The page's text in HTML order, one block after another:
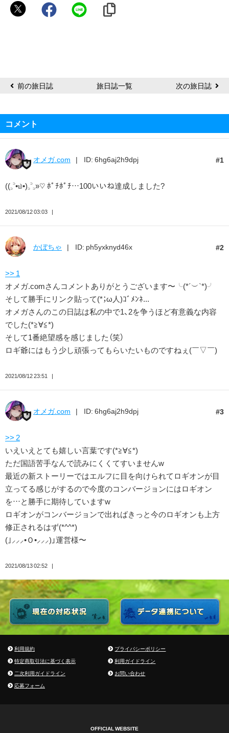
か
前の旅日誌 旅日誌一覧 次の旅日誌
コメント
1
オメガ.com ID: 6hg6aj2h9dpj
((꜆꜄•௰•)꜆꜄꜆»♡ ﾎﾟﾁﾎﾟﾁ…100いいね達成しました?
2021/08/12 03:03
2
かぼちゃ ID: ph5yxknyd46x
>> 1
オメガ.comさんコメントありがとうございます〜╰(*´︶`*)╯
そして勝手にリンク貼って(*；ω人)ｺﾞﾒﾝﾈ...
オメガさんのこの日誌は私の中で1、2を争うほど有意義な内容
でした(*≧∀≦*)
そして1番絶望感を感じました（笑）
ロギ爺にはもう少し頑張ってもらいたいものですねぇ(￣▽￣)
2021/08/12 23:51
3
オメガ.com ID: 6hg6aj2h9dpj
>> 2
いえいえとても嬉しい言葉です(*≧∀≦*)
ただ国語苦手なんで読みにくくてすいません‪w
最近の新ストーリーではエルフに目を向けられてロギオンが目
立ってる感じがするので今度のコンバージョンにはロギオン
を…と勝手に期待しています‪w
ロギオンがコンバージョンで出ればきっと今のロギオンも上方
修正されるはず(*^^*)
(｣⸝⸝⸝•Ｏ•⸝⸝⸝)」運営様〜
2021/08/13 02:52
利用規約
プライバシーポリシー
特定商取引法に基づく表示
利用ガイドライン
二次利用ガイドライン
お問い合わせ
応募フォーム
OFFICIAL WEBSITE